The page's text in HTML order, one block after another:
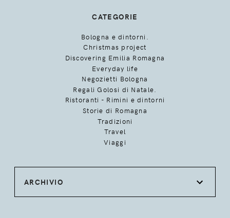
CATEGORIE
Bologna e dintorni.
Christmas project
Discovering Emilia Romagna
Everyday life
Negozietti Bologna
Regali Golosi di Natale.
Ristoranti - Rimini e dintorni
Storie di Romagna
Tradizioni
Travel
Viaggi
ARCHIVIO